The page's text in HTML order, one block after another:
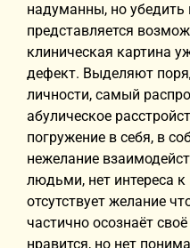
надуманны, но убедить
представляется
клиническая картина
дефект. Выделяют
личности, самый
абулическое
погружение в себя, в
нежелание
людьми, нет интереса
отсутствует желание
частично осознаёт
нравится, но нет